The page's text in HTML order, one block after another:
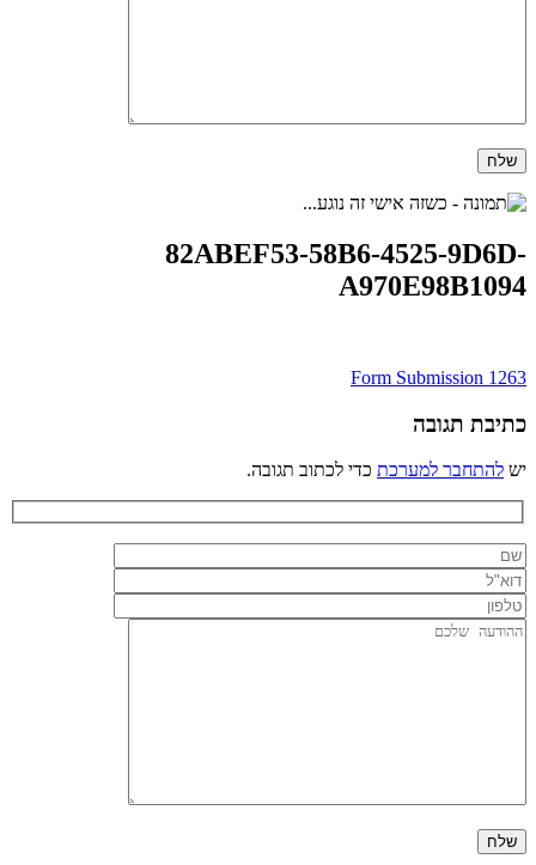
82ABEF53-58B6-4525-9D6D-
A970E98B1094
ניווט
Form Submission 1263
כתיבת תגובה
יש להתחבר למערכת כדי לכתוב תגובה.